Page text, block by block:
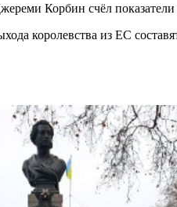
Корбин счёл
королевства из ЕС